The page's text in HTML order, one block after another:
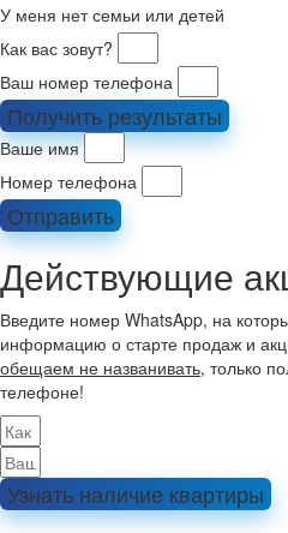
У меня нет семьи или детей
Как вас зовут?
Ваш номер телефона
Получить результаты
Ваше имя
Номер телефона
Отправить
Действующие
Введите номер WhatsApp, на
информацию о старте продаж и
обещаем не названивать, только
телефоне!
Узнать наличие квартиры